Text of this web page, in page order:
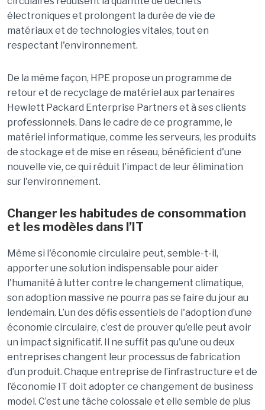
électroniques et prolongent la durée de vie de
matériaux et de technologies vitales, tout en
respectant l'environnement.
De la même façon, HPE propose un programme de
retour et de recyclage de matériel aux partenaires
Hewlett Packard Enterprise Partners et à ses clients
professionnels. Dans le cadre de ce programme, le
matériel informatique, comme les serveurs, les produits
de stockage et de mise en réseau, bénéficient d'une
nouvelle vie, ce qui réduit l'impact de leur élimination
sur l'environnement.
Changer les habitudes de consommation
et les modèles dans l’IT
Même si l'économie circulaire peut, semble-t-il,
apporter une solution indispensable pour aider
l'humanité à lutter contre le changement climatique,
son adoption massive ne pourra pas se faire du jour au
lendemain. L’un des défis essentiels de l'adoption d’une
économie circulaire, c’est de prouver qu’elle peut avoir
un impact significatif. Il ne suffit pas qu'une ou deux
entreprises changent leur processus de fabrication
d’un produit. Chaque entreprise de l’infrastructure et de
l’économie IT doit adopter ce changement de business
model. C’est une tâche colossale et elle semble de plus